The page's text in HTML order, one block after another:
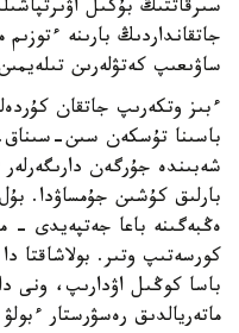
سىرقاتتىڭ بۇكىل
جاتقانداردىڭ بارىنە
ساۋىعىپ كەتۋلەرىن
ءبىز وتكەرىپ جاتقان
باسىنا تۇسكەن سىن-
شەبىندە جۇرگەن
بارلىق كۇشىن جۇمساۋدا. بۇل
ەڭبەگىنە باعا جەتپەيدى -
كورسەتىپ وتىر. بولاشاقتا
باسا كوڭىل اۋدارىپ، ونى
ماتەريالدىق رەسۋرستار